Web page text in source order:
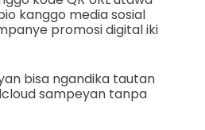
kanggo media sosial
promosi digital iki
bisa ngandika tautan
sampeyan tanpa